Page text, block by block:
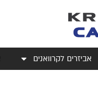
אביזרים לקרוואנים